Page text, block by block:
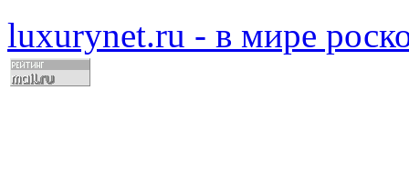
luxurynet.ru - в мире